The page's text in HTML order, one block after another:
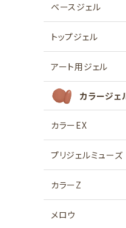
ベースジェル
トップジェル
アート用ジェル
カラージェ
カラーEX
プリジェルミューズ
カラーZ
メロウ